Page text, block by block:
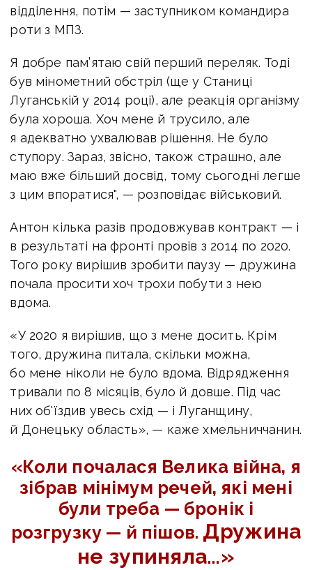
відділення, потім — заступником командира
роти з МПЗ.
Я добре пам’ятаю свій перший переляк. Тоді
був мінометний обстріл (ще у Станиці
Луганській у 2014 році), але реакція організму
була хороша. Хоч мене й трусило, але
я адекватно ухвалював рішення. Не було
ступору. Зараз, звісно, також страшно, але
маю вже більший досвід, тому сьогодні легше
з цим впоратися", — розповідає військовий.
Антон кілька разів продовжував контракт — і
в результаті на фронті провів з 2014 по 2020.
Того року вирішив зробити паузу — дружина
почала просити хоч трохи побути з нею
вдома.
«У 2020 я вирішив, що з мене досить. Крім
того, дружина питала, скільки можна,
бо мене ніколи не було вдома. Відрядження
тривали по 8 місяців, було й довше. Під час
них об'їздив увесь схід — і Луганщину,
й Донецьку область», — каже хмельниччанин.
«Коли почалася Велика війна, я
зібрав мінімум речей, які мені
були треба — бронік і
розгрузку — й пішов. Дружина
не зупиняла…»